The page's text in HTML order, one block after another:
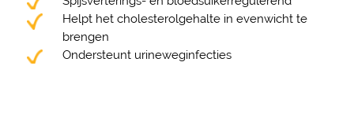
Helpt het cholesterolgehalte in evenwicht te
brengen
Ondersteunt urineweginfecties